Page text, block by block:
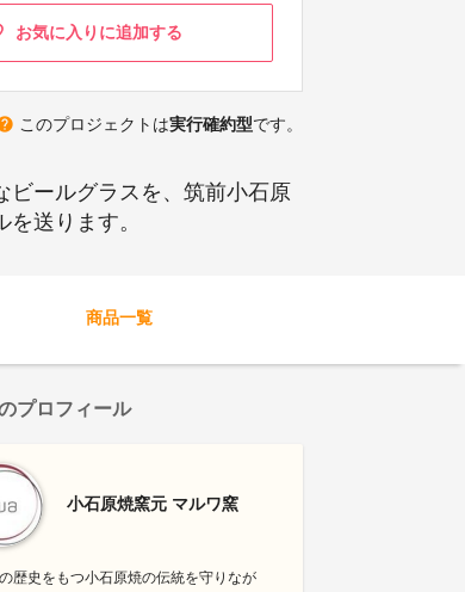
お気に入りに追加する
このプロジェクトは実行確約型です。
ビールグラスを、筑前小石原
送ります。
商品一覧
プロフィール
小石原焼窯元 マルワ窯
歴史をもつ小石原焼の伝統を守りなが